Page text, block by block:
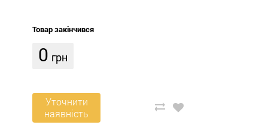
Товар закінчився
0 грн
Уточнити
наявність